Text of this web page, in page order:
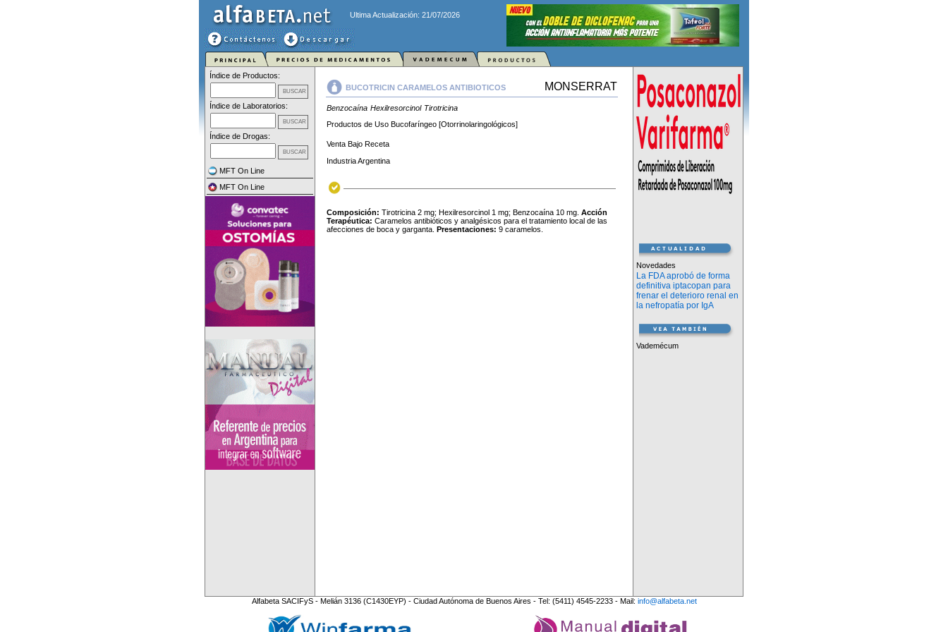
Ultima Actualización: 21/07/2026
Índice de Productos:
Índice de Laboratorios:
Índice de Drogas:
MFT On Line
MFT On Line
BUCOTRICIN CARAMELOS ANTIBIOTICOS MONSERRAT
Benzocaína Hexilresorcinol Tirotricina
Productos de Uso Bucofaríngeo [Otorrinolaringológicos]
Venta Bajo Receta
Industria Argentina
Composición: Tirotricina 2 mg; Hexilresorcinol 1 mg; Benzocaína 10 mg. Acción
Terapéutica: Caramelos antibióticos y analgésicos para el tratamiento local de las
afecciones de boca y garganta. Presentaciones: 9 caramelos.
Novedades
La FDA aprobó de forma
definitiva iptacopan para
frenar el deterioro renal en
la nefropatía por IgA
Vademécum
Alfabeta SACIFyS - Melián 3136 (C1430EYP) - Ciudad Autónoma de Buenos Aires - Tel: (5411) 4545-2233 - Mail: info@alfabeta.net